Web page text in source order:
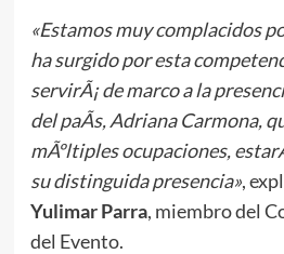
«Estamos muy complacidos
ha surgido por esta
servirÃ¡ de marco a la
del paÃ­s, Adriana Carmona,
mÃºltiples ocupaciones,
su distinguida presencia»,
Yulimar Parra, miembro del
del Evento.